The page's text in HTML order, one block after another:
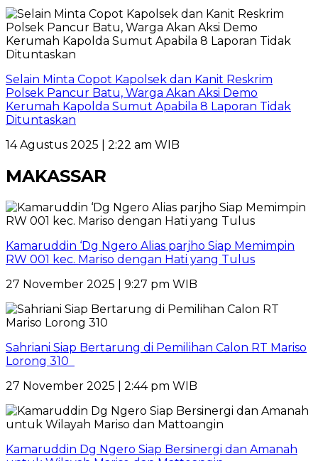
Selain Minta Copot Kapolsek dan Kanit Reskrim
Polsek Pancur Batu, Warga Akan Aksi Demo
Kerumah Kapolda Sumut Apabila 8 Laporan Tidak
Dituntaskan
14 Agustus 2025 | 2:22 am WIB
MAKASSAR
Kamaruddin ‘Dg Ngero Alias parjho Siap Memimpin
RW 001 kec. Mariso dengan Hati yang Tulus
27 November 2025 | 9:27 pm WIB
Sahriani Siap Bertarung di Pemilihan Calon RT Mariso
Lorong 310
27 November 2025 | 2:44 pm WIB
Kamaruddin Dg Ngero Siap Bersinergi dan Amanah